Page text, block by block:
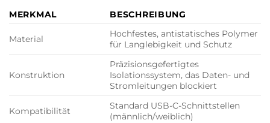
MERKMAL BESCHREIBUNG
Material
Hochfestes, antistatisches Polymer
für Langlebigkeit und Schutz
Konstruktion
Präzisionsgefertigtes
Isolationssystem, das Daten- und
Stromleitungen blockiert
Kompatibilität
Standard USB-C-Schnittstellen
(männlich/weiblich)